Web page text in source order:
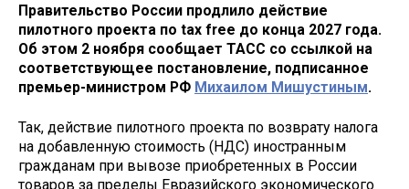
Правительство России продлило действие
пилотного проекта по tax free до конца 2027 года.
Об этом 2 ноября сообщает ТАСС со ссылкой на
соответствующее постановление, подписанное
премьер-министром РФ Михаилом Мишустиным.
Так, действие пилотного проекта по возврату налога
на добавленную стоимость (НДС) иностранным
гражданам при вывозе приобретенных в России
товаров за пределы Евразийского экономического